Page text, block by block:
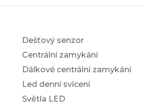
Dešťový senzor
Centrální zamykání
Dálkové centrální zamykání
Led denní svícení
Světla LED